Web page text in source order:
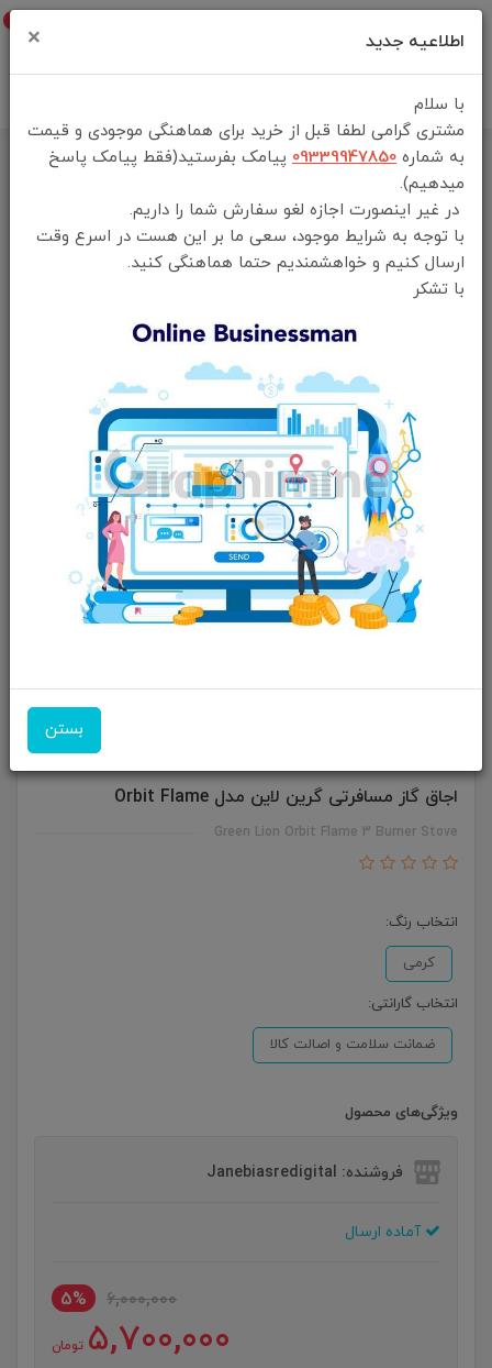
خانه فهرست محصولات اجاق گاز مسافرتی گرین لاین مدل Orbit Flame
اجاق گاز مسافرتی گرین لاین مدل Orbit Flame
Green Lion Orbit Flame 3 Burner Stove
انتخاب رنگ:
کرمی
انتخاب گارانتی:
ضمانت سلامت و اصالت کالا
ویژگی‌های محصول
فروشنده: Janebiasredigital
آماده ارسال
6,000,000
5%
5,700,000 تومان
اطلاعیه جدید ×
با سلام
مشتری گرامی لطفا قبل از خرید برای هماهنگی موجودی و قیمت
به شماره 09339947850 پیامک بفرستید(فقط پیامک پاسخ
میدهیم).
در غیر اینصورت اجازه لغو سفارش شما را داریم.
با توجه به شرایط موجود، سعی ما بر این هست در اسرع وقت
ارسال کنیم و خواهشمندیم حتما هماهنگی کنید.
با تشکر
بستن